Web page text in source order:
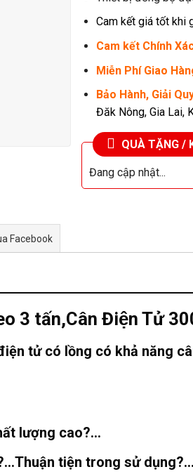
Cam kết giá tốt khi
Cam kết Chính
Miễn Phí Giao
Bảo Hành, Giải
Đăk Nông, Gia Lai,
QUÀ TẶNG /
Đang cập nhật...
Facebook
3 tấn,Cân Điện Tử
tử có lồng có khả năng
lượng cao?…
tiện trong sử dụng?…